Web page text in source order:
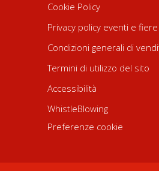
Cookie Policy
Privacy policy eventi e fiere
Condizioni generali di
Termini di utilizzo del sito
Accessibilità
WhistleBlowing
Preferenze cookie